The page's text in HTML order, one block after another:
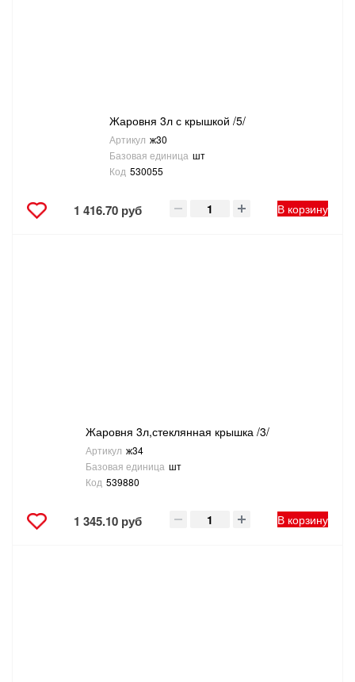
Жаровня 3л с крышкой /5/
Артикул ж30
Базовая единица шт
Код 530055
1 416.70 руб В корзину
Жаровня 3л,стеклянная крышка /3/
Артикул ж34
Базовая единица шт
Код 539880
1 345.10 руб В корзину